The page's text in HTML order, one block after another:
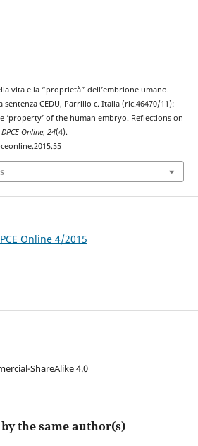
vita e la “proprietà” dell’embrione umano.
CEDU, Parrillo c. Italia (ric.46470/11):
‘property’ of the human embryo. Reflections on
DPCE Online, 24(4).
Online 4/2015
ShareAlike 4.0
the same author(s)